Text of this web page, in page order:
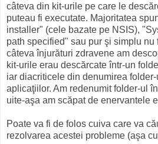
câteva din kit-urile pe care le
puteau fi executate. Majoritatea
installer" (cele bazate pe NSIS),
path specified" sau pur şi simplu nu
câteva înjurături zdravene am
kit-urile erau descărcate într-un
iar diacriticele din denumirea
aplicaţiilor. Am redenumit folder-ul
uite-aşa am scăpat de enervantele
Poate va fi de folos cuiva care va
rezolvarea acestei probleme (aşa